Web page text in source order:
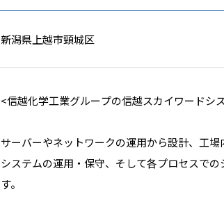
新潟県上越市頸城区
<信越化学工業グループの信越スカイワードシ
サーバーやネットワークの運用から設計、工
システムの運用・保守、そして各プロセスで
す。